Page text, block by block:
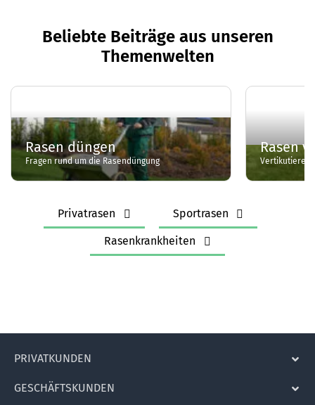
Beliebte Beiträge aus unseren
Themenwelten
Privatrasen Sportrasen
Rasenkrankheiten
Rasen düngen
Fragen rund um die Rasendüngung
Rasen
Vertikutieren:
PRIVATKUNDEN
GESCHÄFTSKUNDEN